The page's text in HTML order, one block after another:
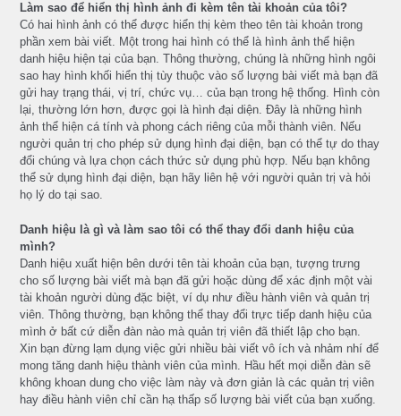
Làm sao để hiển thị hình ảnh đi kèm tên tài khoản của tôi?
Có hai hình ảnh có thể được hiển thị kèm theo tên tài khoản trong
phần xem bài viết. Một trong hai hình có thể là hình ảnh thể hiện
danh hiệu hiện tại của bạn. Thông thường, chúng là những hình ngôi
sao hay hình khối hiển thị tùy thuộc vào số lượng bài viết mà bạn đã
gửi hay trạng thái, vị trí, chức vụ… của bạn trong hệ thống. Hình còn
lại, thường lớn hơn, được gọi là hình đại diện. Đây là những hình
ảnh thể hiện cá tính và phong cách riêng của mỗi thành viên. Nếu
người quản trị cho phép sử dụng hình đại diện, bạn có thể tự do thay
đổi chúng và lựa chọn cách thức sử dụng phù hợp. Nếu bạn không
thể sử dụng hình đại diện, bạn hãy liên hệ với người quản trị và hỏi
họ lý do tại sao.
Danh hiệu là gì và làm sao tôi có thể thay đổi danh hiệu của
mình?
Danh hiệu xuất hiện bên dưới tên tài khoản của bạn, tượng trưng
cho số lượng bài viết mà bạn đã gửi hoặc dùng để xác định một vài
tài khoản người dùng đặc biệt, ví dụ như điều hành viên và quản trị
viên. Thông thường, bạn không thể thay đổi trực tiếp danh hiệu của
mình ở bất cứ diễn đàn nào mà quản trị viên đã thiết lập cho bạn.
Xin bạn đừng lạm dụng việc gửi nhiều bài viết vô ích và nhảm nhí để
mong tăng danh hiệu thành viên của mình. Hầu hết mọi diễn đàn sẽ
không khoan dung cho việc làm này và đơn giản là các quản trị viên
hay điều hành viên chỉ cần hạ thấp số lượng bài viết của bạn xuống.